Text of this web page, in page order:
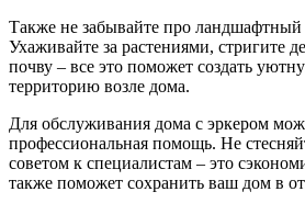
Также не забывайте про ландшафтный
Ухаживайте за растениями, стригите
почву – все это поможет создать
территорию возле дома.
Для обслуживания дома с эркером
профессиональная помощь. Не
советом к специалистам – это
также поможет сохранить ваш дом в